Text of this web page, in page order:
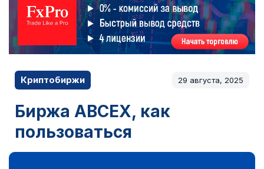
Криптобиржи 29 августа, 2025
Биржа ABCEX, как
пользоваться